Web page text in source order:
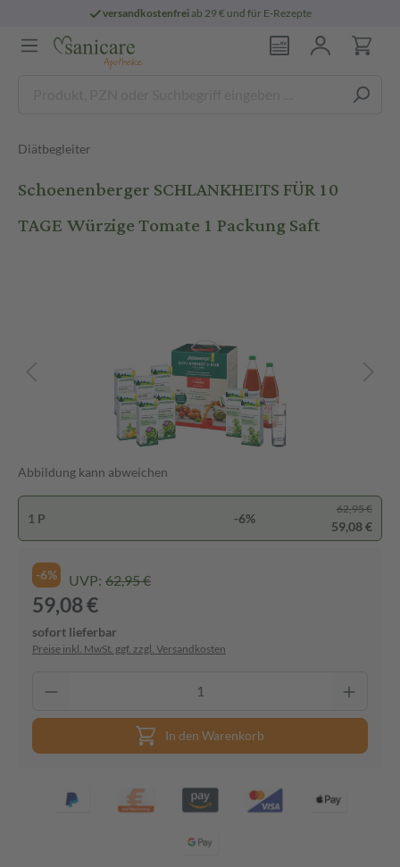
versandkostenfreiab 29 € und für E-Rezepte
Diätbegleiter
Schoenenberger SCHLANKHEITS FÜR 10
TAGE Würzige Tomate 1 Packung Saft
Abbildung kann abweichen
1 P -6%
62,95 €
59,08 €
-6% UVP: 62,95 €
59,08 €
sofort lieferbar
Preise inkl. MwSt. ggf. zzgl. Versandkosten
In den Warenkorb